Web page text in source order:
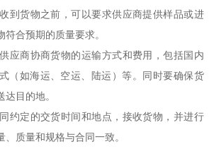
到货物之前，可以要求供应商提供样品或进
合预期的质量要求。
应商协商货物的运输方式和费用，包括国内
（如海运、空运、陆运）等。同时要确保货
目的地。
约定的交货时间和地点，接收货物，并进行
质量和规格与合同一致。